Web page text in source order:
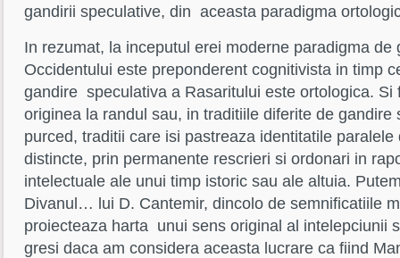
gandirii speculative, din aceasta paradigma
In rezumat, la inceputul erei moderne paradigma de
Occidentului este preponderent cognitivista in timp
gandire speculativa a Rasaritului este ortologica. Si
originea la randul sau, in traditiile diferite de gandire
purced, traditii care isi pastreaza identitatile
distincte, prin permanente rescrieri si ordonari in
intelectuale ale unui timp istoric sau ale altuia.
Divanul… lui D. Cantemir, dincolo de semnificatiile
proiecteaza harta unui sens original al intelepciunii
gresi daca am considera aceasta lucrare ca fiind